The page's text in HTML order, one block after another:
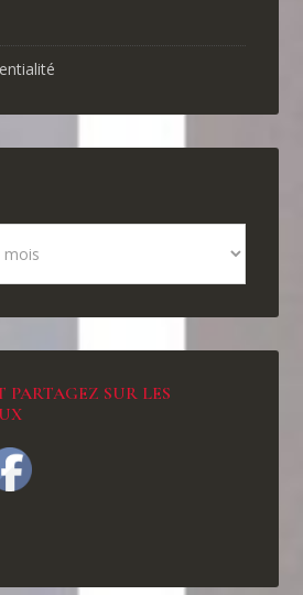
PARTAGEZ SUR LES